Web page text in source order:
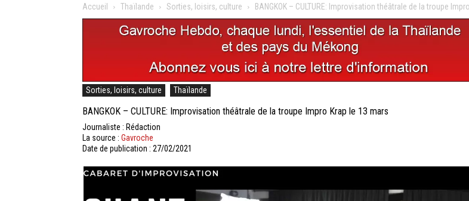
Accueil Thaïlande Sorties, loisirs, culture BANGKOK – CULTURE: Improvisation théâtrale de la troupe
Sorties, loisirs, culture Thaïlande
BANGKOK – CULTURE: Improvisation théâtrale de la troupe Impro Krap le 13 mars
Journaliste : Rédaction
La source : Gavroche
Date de publication : 27/02/2021